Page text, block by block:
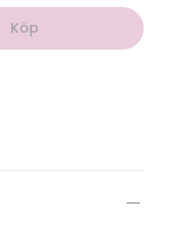
Köp